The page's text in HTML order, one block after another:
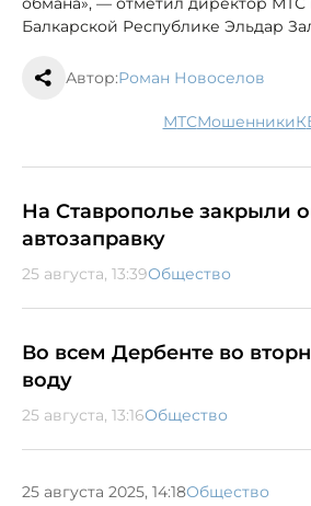
Балкарской Республике Эльдар
Автор:Роман Новоселов
МТС мошенники
На Ставрополье закрыли
автозаправку
25 августа, 13:39Общество
Во всем Дербенте во
воду
25 августа, 13:16Общество
25 августа 2025, 14:18Общество